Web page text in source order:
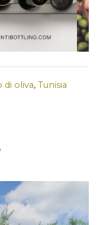
di oliva, Tunisia